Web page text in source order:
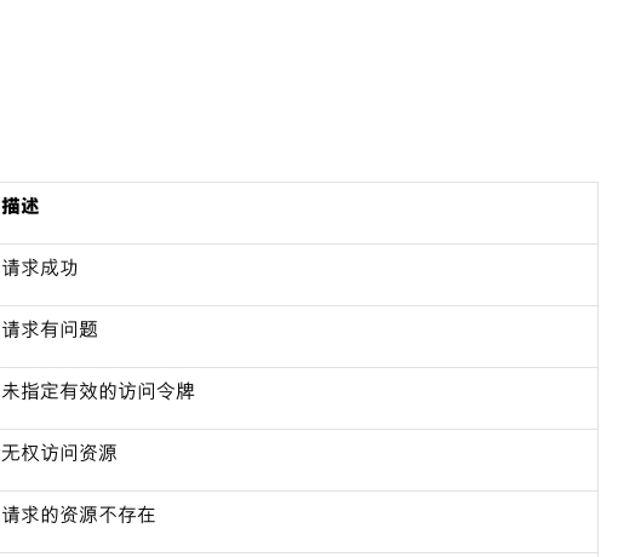
描述
请求成功
请求有问题
未指定有效的访问令牌
无权访问资源
请求的资源不存在